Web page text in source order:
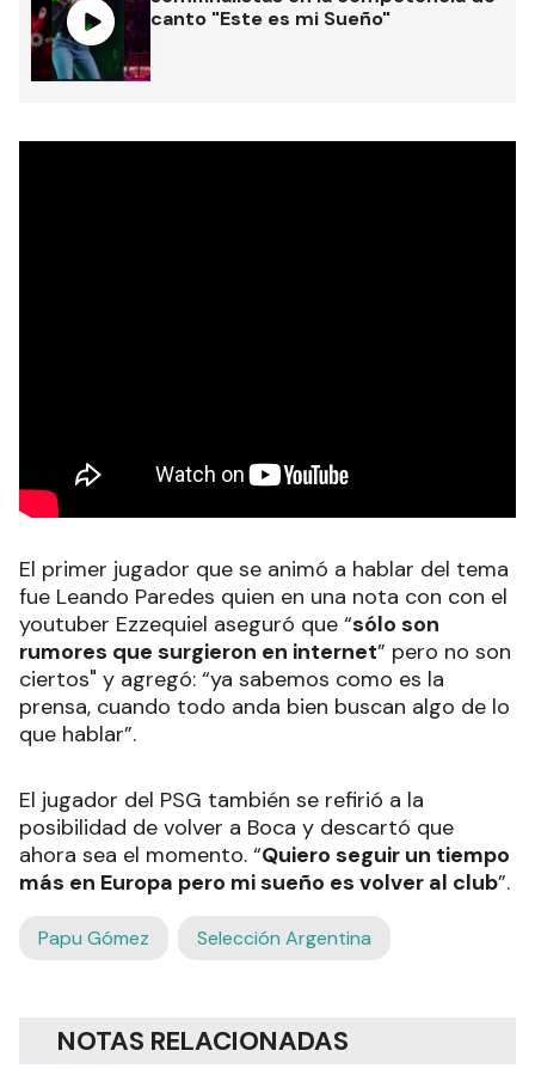
canto "Este es mi Sueño"
El primer jugador que se animó a hablar del tema
fue Leando Paredes quien en una nota con con el
youtuber Ezzequiel aseguró que “sólo son
rumores que surgieron en internet” pero no son
ciertos" y agregó: “ya sabemos como es la
prensa, cuando todo anda bien buscan algo de lo
que hablar”.
El jugador del PSG también se refirió a la
posibilidad de volver a Boca y descartó que
ahora sea el momento. “Quiero seguir un tiempo
más en Europa pero mi sueño es volver al club”.
Papu Gómez Selección Argentina
NOTAS RELACIONADAS